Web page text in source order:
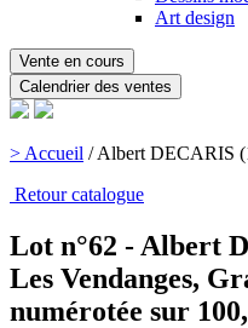
Art design
Vente en cours
Calendrier des ventes
> Accueil /Albert DECARIS
Retour catalogue
Lot n°62 - Albert
Les Vendanges,
numérotée sur 100,